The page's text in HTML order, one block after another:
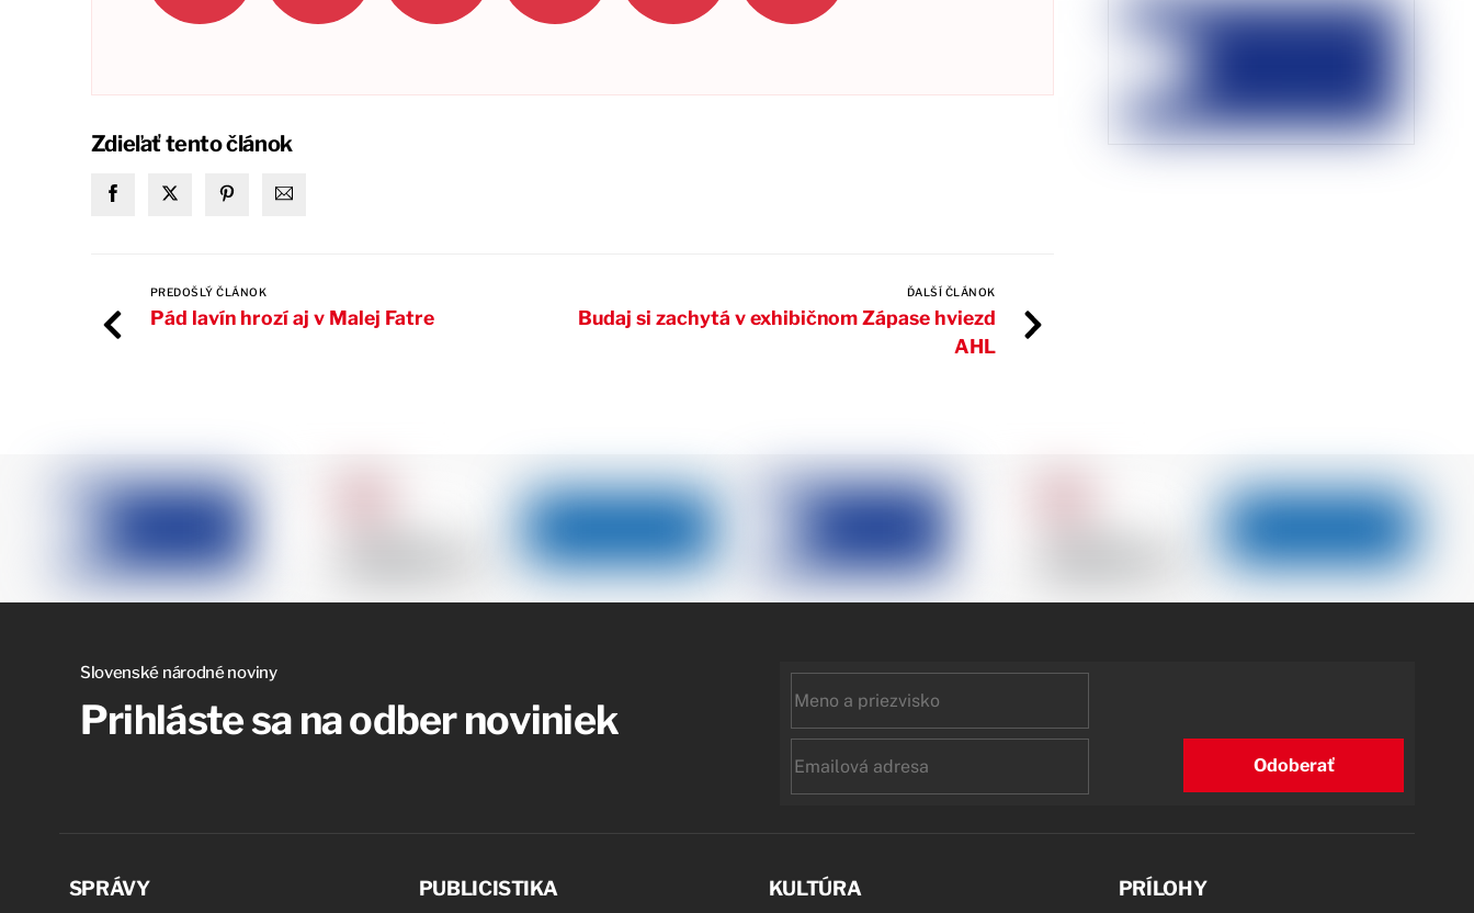
Zdieľať tento článok
PREDOŠLÝ ČLÁNOK
Pád lavín hrozí aj v Malej Fatre
ĎALŠÍ ČLÁNOK
Budaj si zachytá v exhibičnom Zápase hviezd
AHL
Slovenské národné noviny
Prihláste sa na odber noviniek
name
Odoberať
SPRÁVY PUBLICISTIKA KULTÚRA PRÍLOHY